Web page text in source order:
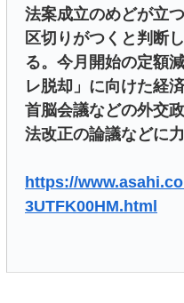
法案成立のめどが立
区切りがつくと判断
る。今月開始の定額
レ脱却」に向けた経
首脳会議などの外交
法改正の論議などに力
https://
3UTFK00HM.html